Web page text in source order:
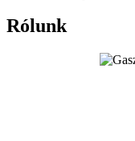
Rólunk